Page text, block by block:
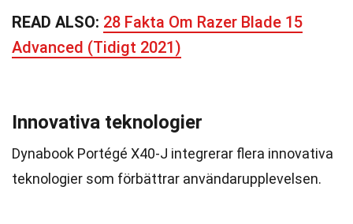
READ ALSO: 28 Fakta Om Razer Blade 15
Advanced (Tidigt 2021)
Innovativa teknologier
Dynabook Portégé X40-J integrerar flera innovativa
teknologier som förbättrar användarupplevelsen.